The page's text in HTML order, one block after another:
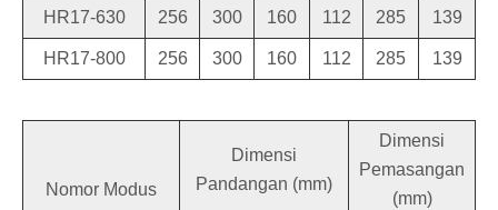
HR17-630 256 300 160 112 285 139
HR17-800 256 300 160 112 285 139
Nomor Modus
Dimensi
Pandangan (mm)
Dimensi
Pemasangan
(mm)